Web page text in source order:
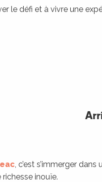
le défi et à vivre une
, c’est s’immerger
richesse inouïe.